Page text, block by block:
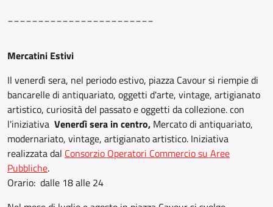
Mercatini Estivi
Il venerdì sera, nel periodo estivo, piazza Cavour si riempie di
bancarelle di antiquariato, oggetti d'arte, vintage, artigianato
artistico, curiosità del passato e oggetti da collezione. con
l'iniziativa Venerdì sera in centro, Mercato di antiquariato,
modernariato, vintage, artigianato artistico. Iniziativa
realizzata dal Consorzio Operatori Commercio su Aree
Pubbliche.
Orario: dalle 18 alle 24